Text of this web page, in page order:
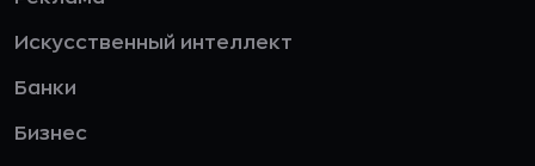
Искусственный интеллект
Банки
Бизнес